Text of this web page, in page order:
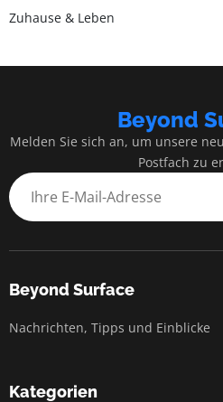
Zuhause & Leben
Beyond
Melden Sie sich an, um unsere
Postfach zu
Beyond Surface
Nachrichten, Tipps und Einblicke
Kategorien